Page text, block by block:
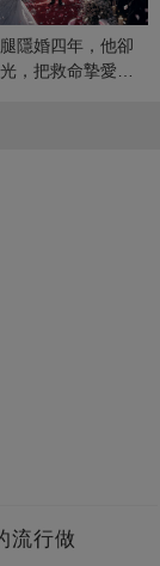
隱婚四年，他卻
，把救命摯愛當
流行做